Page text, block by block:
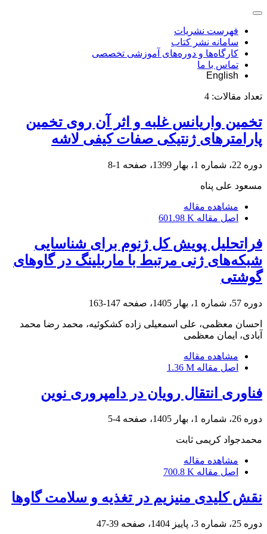
فهرست نشریات
سامانه نشر کتاب
کارگاه‌ها و دوره‌های آموزشی تخصصی
تماس با ما
English
تعداد مقالات: 4
تخمین واریانس غلبه و اثر آن روی تخمین
پارامترهای ژنتیکی صفات کیفی لاشه
دوره 22، شماره 1، بهار 1399، صفحه 1-8
مسعود علی پناه
مشاهده مقاله
اصل مقاله 601.98 K
فراتحلیل پویش کل ژنوم برای شناسایی
شبکه‌های ژنی مرتبط با ماربلینگ در گاوهای
گوشتی
دوره 57، شماره 1، بهار 1405، صفحه 147-163
احسان معظمی، علی اسمعیلی زاده کشکوئیه، محمد رضا محمد
آبادی، ایمان معظمی
مشاهده مقاله
اصل مقاله 1.36 M
فناوری انتقال رویان در دامپروری نوین
دوره 26، شماره 1، بهار 1405، صفحه 4-5
محمدجواد کریمی ثابت
مشاهده مقاله
اصل مقاله 700.8 K
نقش کلیدی منیزیم در تغذیه و سلامت گاوها
دوره 25، شماره 3، پاییز 1404، صفحه 39-47